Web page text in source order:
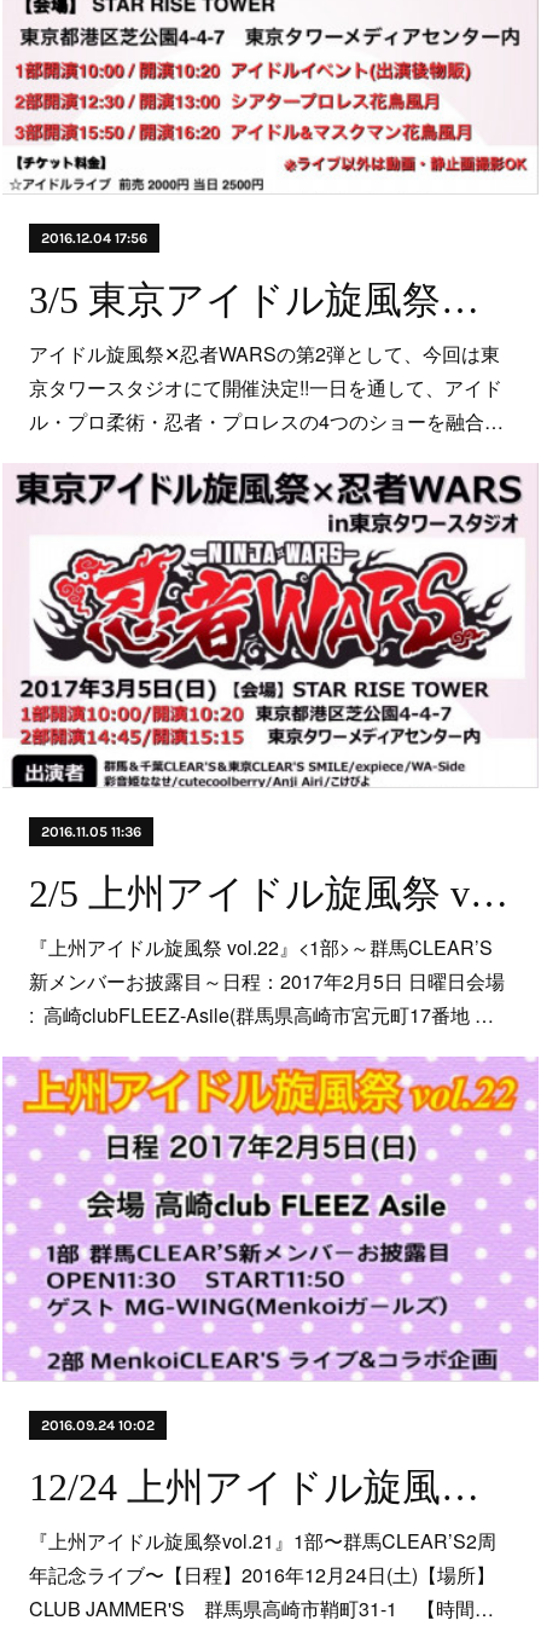
2016.12.04 17:56
3/5 東京アイドル旋風祭✕忍者WARSin東京タワースタジオ
アイドル旋風祭✕忍者WARSの第2弾として、今回は東
京タワースタジオにて開催決定!!一日を通して、アイド
ル・プロ柔術・忍者・プロレスの4つのショーを融合…
2016.11.05 11:36
2/5 上州アイドル旋風祭 vol.22
『上州アイドル旋風祭 vol.22』<1部>～群馬CLEAR’S
新メンバーお披露目～日程：2017年2月5日 日曜日会場
: 高崎clubFLEEZ-Asile(群馬県高崎市宮元町17番地 …
2016.09.24 10:02
12/24 上州アイドル旋風祭vol.21〜群馬CLEAR’S2周年記念LIVE〜
『上州アイドル旋風祭vol.21』1部〜群馬CLEAR’S2周
年記念ライブ〜【日程】2016年12月24日(土)【場所】
CLUB JAMMER'S 群馬県高崎市鞘町31-1 【時間…